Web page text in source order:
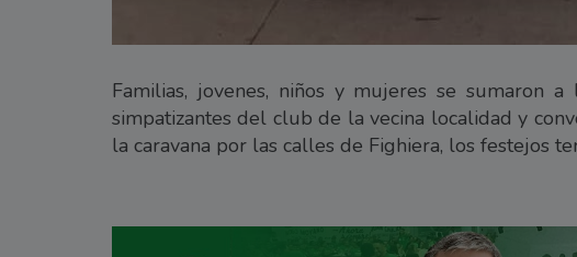
Familias, jovenes, niños y mujeres se sumaron
simpatizantes del club de la vecina localidad y
la caravana por las calles de Fighiera, los festejos